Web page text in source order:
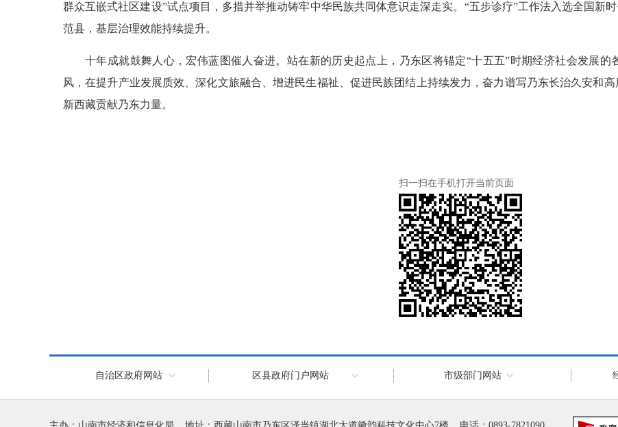
群众互嵌式社区建设”试点项目，多措并举推动铸牢中华民族共同体意识走深走实。“五步诊疗”工作法入选全国新
范县，基层治理效能持续提升。
十年成就鼓舞人心，宏伟蓝图催人奋进。站在新的历史起点上，乃东区将锚定“十五五”时期经济社会发展
风，在提升产业发展质效、深化文旅融合、增进民生福祉、促进民族团结上持续发力，奋力谱写乃东长治久安和
新西藏贡献乃东力量。
扫一扫在手机打开当前页面
自治区政府网站 区县政府门户网站 市级部门网站